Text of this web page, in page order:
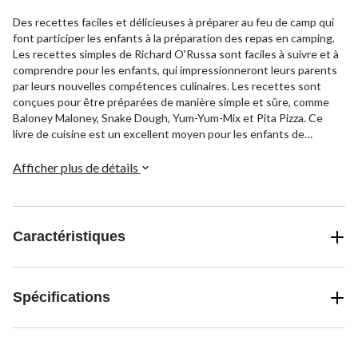
Des recettes faciles et délicieuses à préparer au feu de camp qui
font participer les enfants à la préparation des repas en camping.
Les recettes simples de Richard O'Russa sont faciles à suivre et à
comprendre pour les enfants, qui impressionneront leurs parents
par leurs nouvelles compétences culinaires. Les recettes sont
conçues pour être préparées de manière simple et sûre, comme
Baloney Maloney, Snake Dough, Yum-Yum-Mix et Pita Pizza. Ce
livre de cuisine est un excellent moyen pour les enfants de
Afficher plus de détails
Caractéristiques
Spécifications